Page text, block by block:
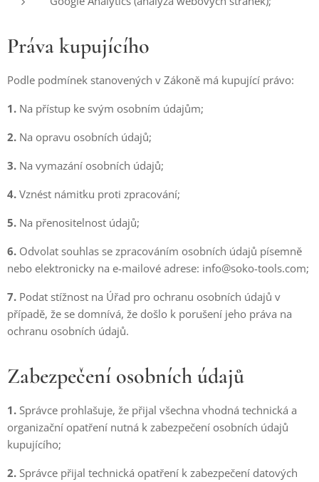
Práva kupujícího
Podle podmínek stanovených v Zákoně má kupující právo:
1. Na přístup ke svým osobním údajům;
2. Na opravu osobních údajů;
3. Na vymazání osobních údajů;
4. Vznést námitku proti zpracování;
5. Na přenositelnost údajů;
6. Odvolat souhlas se zpracováním osobních údajů písemně
nebo elektronicky na e-mailové adrese: info@soko-tools.com;
7. Podat stížnost na Úřad pro ochranu osobních údajů v
případě, že se domnívá, že došlo k porušení jeho práva na
ochranu osobních údajů.
Zabezpečení osobních údajů
1. Správce prohlašuje, že přijal všechna vhodná technická a
organizační opatření nutná k zabezpečení osobních údajů
kupujícího;
2. Správce přijal technická opatření k zabezpečení datových